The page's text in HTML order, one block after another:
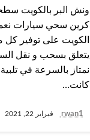
ونش البر بالكويت
كرين سحي سيارات
الكويت على توفير
يتعلق بسحب و نقل
نمتاز بالسرعة في
كانت…
rwan1 فبراير 22, 2021